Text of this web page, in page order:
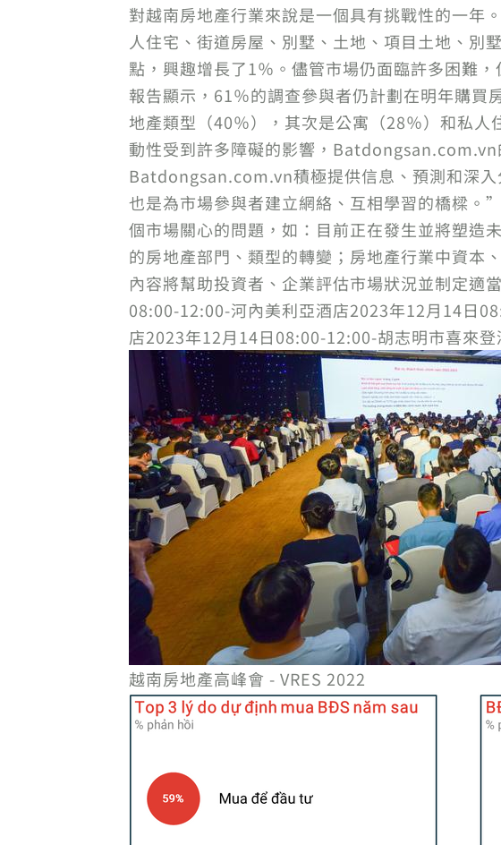
對越南房地產行業來說是一個具有挑戰性的一
人住宅、街道房屋、別墅、土地、項目土地、別
點，興趣增長了1％。儘管市場仍面臨許多困難
報告顯示，61％的調查參與者仍計劃在明年購買
地產類型（40％），其次是公寓（28％）和私
動性受到許多障礙的影響，
Batdongsan.com.vn積極提供信息、預測和深入
也是為市場參與者建立網絡、互相學習的橋樑
個市場關心的問題，如：目前正在發生並將塑造
的房地產部門、類型的轉變；房地產行業中資本
內容將幫助投資者、企業評估市場狀況並制定適
08:00-12:00-河內美利亞酒店2023年12月14日
店2023年12月14日08:00-12:00-胡志明市喜來登
越南房地產高峰會 - VRES 2022